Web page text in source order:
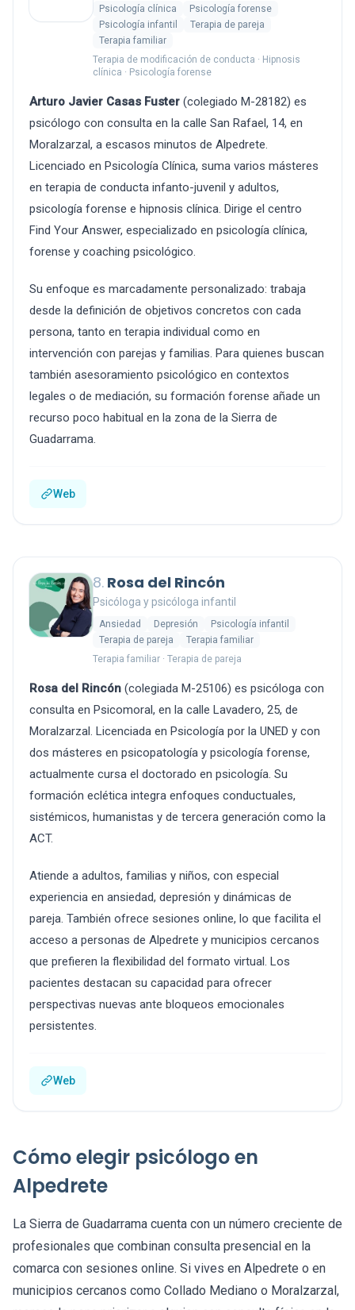
Psicología clínica
Psicología forense
Psicología infantil
Terapia de pareja
Terapia familiar
Terapia de modificación de conducta · Hipnosis
clínica · Psicología forense
Arturo Javier Casas Fuster (colegiado M-28182) es
psicólogo con consulta en la calle San Rafael, 14, en
Moralzarzal, a escasos minutos de Alpedrete.
Licenciado en Psicología Clínica, suma varios másteres
en terapia de conducta infanto-juvenil y adultos,
psicología forense e hipnosis clínica. Dirige el centro
Find Your Answer, especializado en psicología clínica,
forense y coaching psicológico.
Su enfoque es marcadamente personalizado: trabaja
desde la definición de objetivos concretos con cada
persona, tanto en terapia individual como en
intervención con parejas y familias. Para quienes buscan
también asesoramiento psicológico en contextos
legales o de mediación, su formación forense añade un
recurso poco habitual en la zona de la Sierra de
Guadarrama.
Web
8. Rosa del Rincón
Psicóloga y psicóloga infantil
Ansiedad Depresión
Psicología infantil
Terapia de pareja
Terapia familiar
Terapia familiar · Terapia de pareja
Rosa del Rincón (colegiada M-25106) es psicóloga con
consulta en Psicomoral, en la calle Lavadero, 25, de
Moralzarzal. Licenciada en Psicología por la UNED y con
dos másteres en psicopatología y psicología forense,
actualmente cursa el doctorado en psicología. Su
formación eclética integra enfoques conductuales,
sistémicos, humanistas y de tercera generación como la
ACT.
Atiende a adultos, familias y niños, con especial
experiencia en ansiedad, depresión y dinámicas de
pareja. También ofrece sesiones online, lo que facilita el
acceso a personas de Alpedrete y municipios cercanos
que prefieren la flexibilidad del formato virtual. Los
pacientes destacan su capacidad para ofrecer
perspectivas nuevas ante bloqueos emocionales
persistentes.
Web
Cómo elegir psicólogo en
Alpedrete
La Sierra de Guadarrama cuenta con un número creciente de
profesionales que combinan consulta presencial en la
comarca con sesiones online. Si vives en Alpedrete o en
municipios cercanos como Collado Mediano o Moralzarzal,